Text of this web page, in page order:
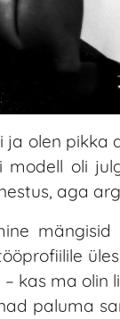
olen
oli
aga
kas ma olin
paluma